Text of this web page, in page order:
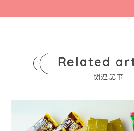
Related
関連記事